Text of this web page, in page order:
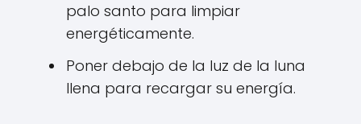
palo santo para limpiar
energéticamente.
Poner debajo de la luz de la luna
llena para recargar su energía.